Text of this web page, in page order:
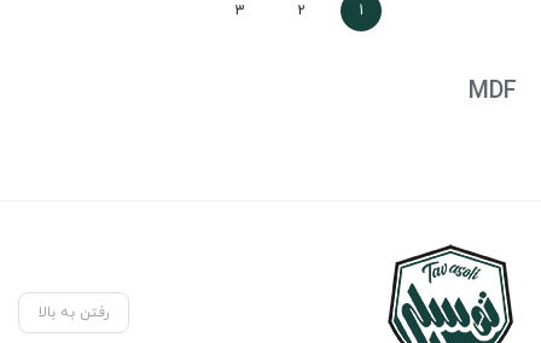
1
2
3
MDF
رفتن به بالا